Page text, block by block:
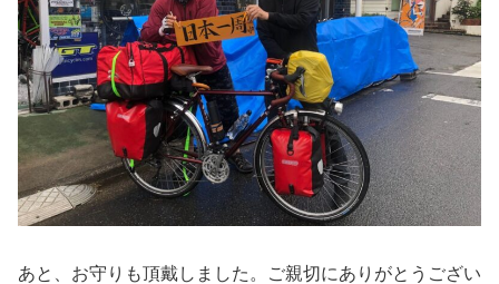
あと、お守りも頂戴しました。ご親切にありがとうござい